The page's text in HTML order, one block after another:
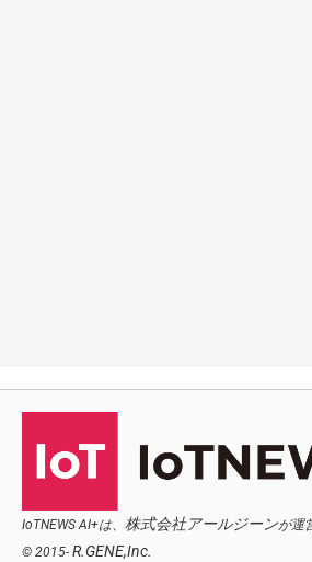
IoTNEWS AI+は、 株式会社アールジーンが運
© 2015- R.GENE,Inc.